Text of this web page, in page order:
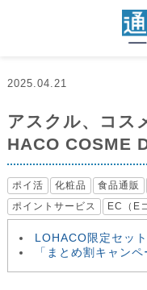
2025.04.21
アスクル、コス
HACO COSME
ポイ活 化粧品 食品通販
ポイントサービス
EC（E
LOHACO限定セッ
「まとめ割キャン